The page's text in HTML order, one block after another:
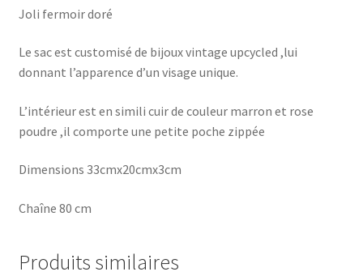
Joli fermoir doré
Le sac est customisé de bijoux vintage upcycled ,lui
donnant l’apparence d’un visage unique.
L’intérieur est en simili cuir de couleur marron et rose
poudre ,il comporte une petite poche zippée
Dimensions 33cmx20cmx3cm
Chaîne 80 cm
Produits similaires